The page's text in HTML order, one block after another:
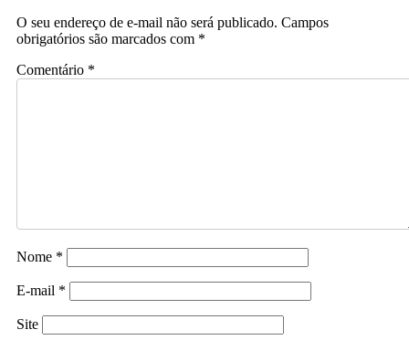
O seu endereço de e-mail não será publicado. Campos
obrigatórios são marcados com *
Comentário *
Nome *
E-mail *
Site